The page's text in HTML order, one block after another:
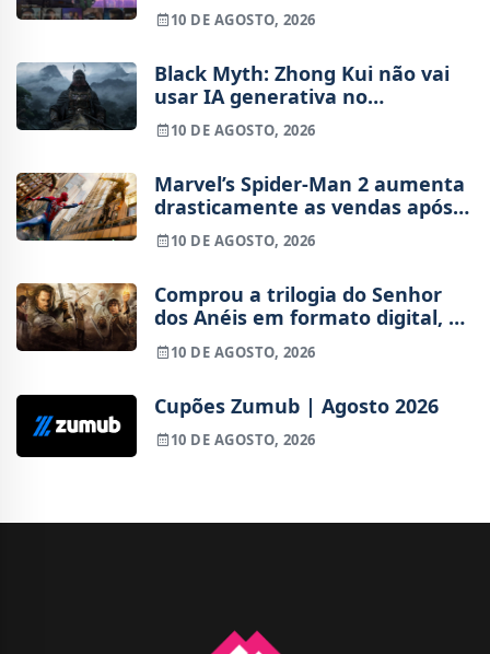
10 DE AGOSTO, 2026
Black Myth: Zhong Kui não vai
usar IA generativa no
desenvolvimento
10 DE AGOSTO, 2026
Marvel’s Spider-Man 2 aumenta
drasticamente as vendas após
estreia de Brand New Day
10 DE AGOSTO, 2026
Comprou a trilogia do Senhor
dos Anéis em formato digital, e
quando os filmes
desapareceram, a Google
10 DE AGOSTO, 2026
Cupões Zumub | Agosto 2026
10 DE AGOSTO, 2026